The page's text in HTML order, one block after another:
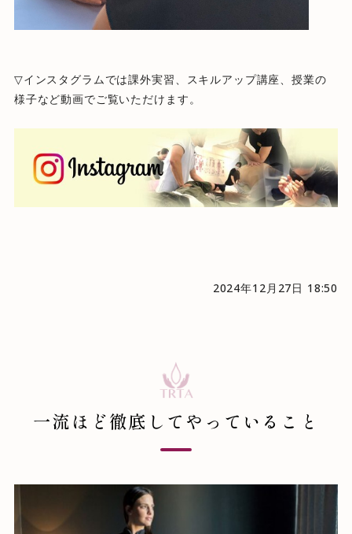
▽インスタグラムでは課外実習、スキルアップ講座、授業の
様子など動画でご覧いただけます。
2024年12月27日 18:50
一流ほど徹底してやっていること